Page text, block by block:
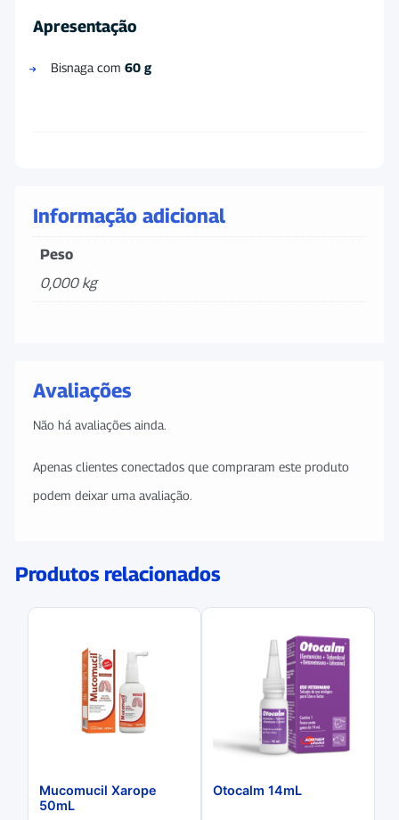
Apresentação
Bisnaga com 60 g
Informação adicional
Peso
0,000 kg
Avaliações
Não há avaliações ainda.
Apenas clientes conectados que compraram este produto
podem deixar uma avaliação.
Produtos relacionados
Mucomucil Xarope
50mL
Otocalm 14mL